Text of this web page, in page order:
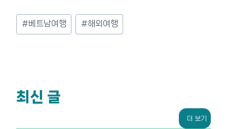
Post
Tags:
#베트남여행 #해외여행
최신 글
더 보기